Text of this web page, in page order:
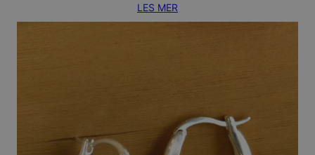
LES MER